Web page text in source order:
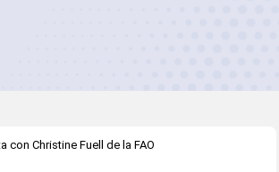
con Christine Fuell de la FAO